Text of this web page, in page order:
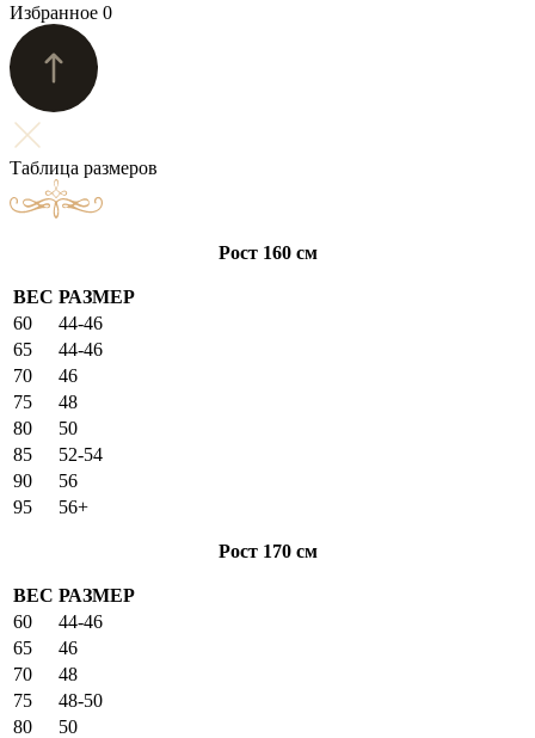
Избранное 0
Таблица размеров
Рост 160 см
ВЕС РАЗМЕР
60
44-46
65
44-46
70
46
75
48
80
50
85
52-54
90
56
95
56+
Рост 170 см
ВЕС РАЗМЕР
60
44-46
65
46
70
48
75
48-50
80
50